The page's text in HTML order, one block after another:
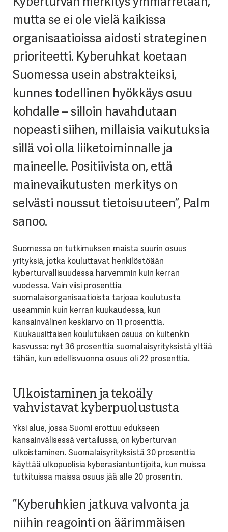
mutta se ei ole vielä kaikissa
organisaatioissa aidosti strateginen
prioriteetti. Kyberuhkat koetaan
Suomessa usein abstrakteiksi,
kunnes todellinen hyökkäys osuu
kohdalle – silloin havahdutaan
nopeasti siihen, millaisia vaikutuksia
sillä voi olla liiketoiminnalle ja
maineelle. Positiivista on, että
mainevaikutusten merkitys on
selvästi noussut tietoisuuteen”, Palm
sanoo.
Suomessa on tutkimuksen maista suurin osuus
yrityksiä, jotka kouluttavat henkilöstöään
kyberturvallisuudessa harvemmin kuin kerran
vuodessa. Vain viisi prosenttia
suomalaisorganisaatioista tarjoaa koulutusta
useammin kuin kerran kuukaudessa, kun
kansainvälinen keskiarvo on 11 prosenttia.
Kuukausittaisen koulutuksen osuus on kuitenkin
kasvussa: nyt 36 prosenttia suomalaisyrityksistä yltää
tähän, kun edellisvuonna osuus oli 22 prosenttia.
Ulkoistaminen ja tekoäly
vahvistavat kyberpuolustusta
Yksi alue, jossa Suomi erottuu edukseen
kansainvälisessä vertailussa, on kyberturvan
ulkoistaminen. Suomalaisyrityksistä 30 prosenttia
käyttää ulkopuolisia kyberasiantuntijoita, kun muissa
tutkituissa maissa osuus jää alle 20 prosentin.
”Kyberuhkien jatkuva valvonta ja
niihin reagointi on äärimmäisen